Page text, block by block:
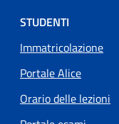
STUDENTI
Immatricolazione
Portale Alice
Orario delle lezioni